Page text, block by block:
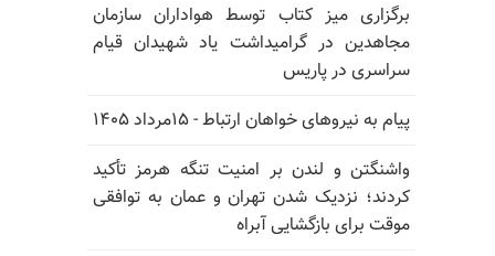
برگزاری میز کتاب توسط هواداران سازمان
مجاهدین در گرامیداشت یاد شهیدان قیام
سراسری در پاریس
پیام به نیروهای خواهان ارتباط - ۱۵مرداد ۱۴۰۵
واشنگتن و لندن بر امنیت تنگه هرمز تأکید
کردند؛ نزدیک شدن تهران و عمان به توافقی
موقت برای بازگشایی آبراه